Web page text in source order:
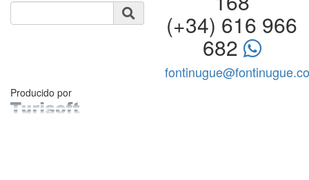
(+34) 616 966
682
Producido por